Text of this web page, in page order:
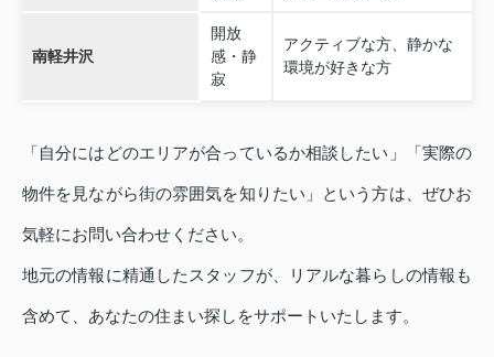
南軽井沢
開放
感・静
寂
アクティブな方、静かな
環境が好きな方
「自分にはどのエリアが合っているか相談したい」「実際の
物件を見ながら街の雰囲気を知りたい」という方は、ぜひお
気軽にお問い合わせください。
地元の情報に精通したスタッフが、リアルな暮らしの情報も
含めて、あなたの住まい探しをサポートいたします。